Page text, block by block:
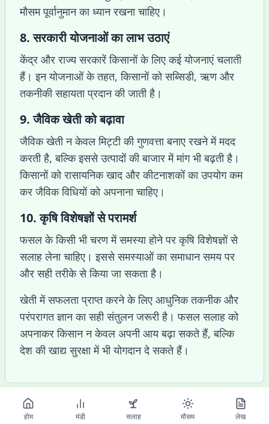
मौसम पूर्वानुमान का ध्यान रखना चाहिए।
8. सरकारी योजनाओं का लाभ उठाएं
केंद्र और राज्य सरकारें किसानों के लिए कई योजनाएं चलाती
हैं। इन योजनाओं के तहत, किसानों को सब्सिडी, ऋण और
तकनीकी सहायता प्रदान की जाती है।
9. जैविक खेती को बढ़ावा
जैविक खेती न केवल मिट्टी की गुणवत्ता बनाए रखने में मदद
करती है, बल्कि इससे उत्पादों की बाजार में मांग भी बढ़ती है।
किसानों को रासायनिक खाद और कीटनाशकों का उपयोग कम
कर जैविक विधियों को अपनाना चाहिए।
10. कृषि विशेषज्ञों से परामर्श
फसल के किसी भी चरण में समस्या होने पर कृषि विशेषज्ञों से
सलाह लेना चाहिए। इससे समस्याओं का समाधान समय पर
और सही तरीके से किया जा सकता है।
खेती में सफलता प्राप्त करने के लिए आधुनिक तकनीक और
परंपरागत ज्ञान का सही संतुलन जरूरी है। फसल सलाह को
अपनाकर किसान न केवल अपनी आय बढ़ा सकते हैं, बल्कि
देश की खाद्य सुरक्षा में भी योगदान दे सकते हैं।
होम मंडी सलाह मौसम लेख